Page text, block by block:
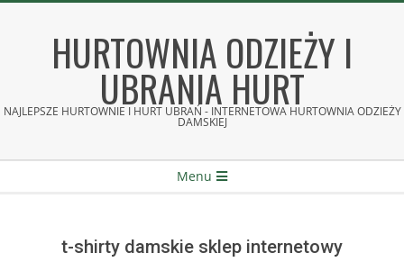
HURTOWNIA ODZIEŻY I
UBRANIA HURT
NAJLEPSZE HURTOWNIE I HURT UBRAŃ - INTERNETOWA HURTOWNIA ODZIEŻY
DAMSKIEJ
Menu
t-shirty damskie sklep internetowy